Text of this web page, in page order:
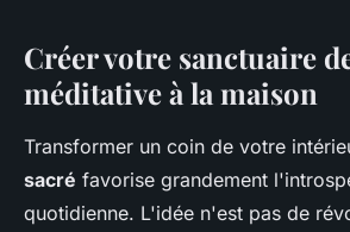
Créer votre sanctuaire
méditative à la maison
Transformer un coin de votre
sacré favorise grandement
quotidienne. L'idée n'est pas de